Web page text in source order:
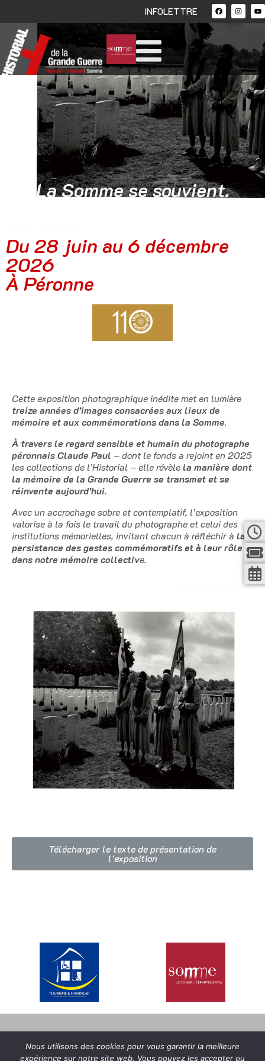
INFOLETTRE
La Somme se souvient.
Du 28 juin au 6 décembre
2026
À Péronne
Cette exposition photographique inédite met en lumière
treize années d’images consacrées aux lieux de
mémoire et aux commémorations dans la Somme.
À travers le regard sensible et humain du photographe
péronnais Claude Paul – dont le fonds a rejoint en 2025
les collections de l’Historial – elle révèlela manière dont
la mémoire de la Grande Guerre se transmet et se
réinvente aujourd’hui.
Avec un accrochage sobre et contemplatif, l’exposition
valorise à la fois le travail du photographe et celui des
institutions mémorielles, invitant chacun à réfléchir à la
persistance des gestes commémoratifs et à leur rôle
dans notre mémoire collective.
Télécharger le texte de présentation de
l'exposition
CONDITIONS GÉNÉRALES DE VENTE
Nous utilisons des cookies pour vous garantir la meilleure
expérience sur notre site web. Vous pouvez les accepter ou